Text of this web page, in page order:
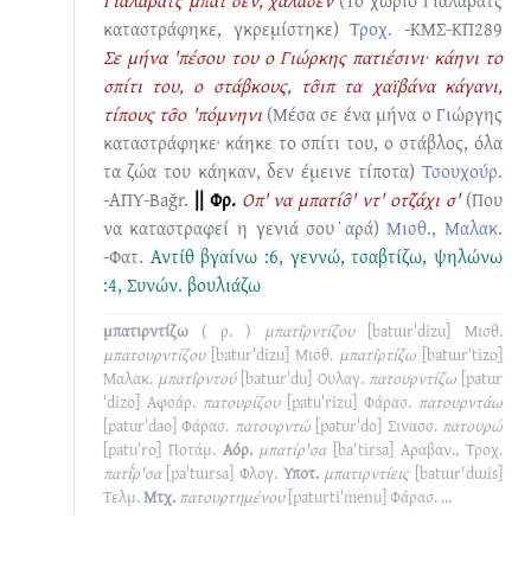
καταστράφηκε, γκρεμίστηκε)Τροχ. -ΚΜΣ-ΚΠ289
Σε μήνα 'πέσου του ο Γιώρκης πατιέσινι· κάηνι το
σπίτι του, ο στάβκους, τσ̑ιπ τα χαϊβάνα κάγανι,
τίπους τσ̑ο 'πόμνηνι (Μέσα σε ένα μήνα ο Γιώργης
καταστράφηκε· κάηκε το σπίτι του, ο στάβλος, όλα
τα ζώα του κάηκαν, δεν έμεινε τίποτα) Τσουχούρ.
-ΑΠΥ-Bağr. || Φρ. Οπ' να μπατίσ̑' ντ' οτζ̑άχι σ' (Που
να καταστραφεί η γενιά σου˙αρά)Μισθ., Μαλακ.
-Φατ. Αντίθ βγαίνω :6, γεννώ,τσαβτίζω, ψηλώνω
:4, Συνών. βουλιάζω
μπατιρντίζω ( ρ. ) μπατι̂ρντίζου [batɯrˈdizu]
Μισθ.
μπατουρντίζου [baturˈdizu] Μισθ. μπατι̂ρτίζω [batɯrˈtizo]
Μαλακ. μπατι̂ρντού [batɯrˈdu] Ουλαγ. πατουρντίζω [patur
ˈdizo] Αφσάρ. πατουρίζου [patuˈrizu] Φάρασ. πατουρντάω
[paturˈdao] Φάρασ. πατουρντώ [paturˈdo] Σινασσ. πατουρώ
[patuˈro] Ποτάμ. Αόρ. μπατίρ'σα [ba'tirsa] Αραβαν., Τροχ.
πατι̂́ρ'σα [paˈtɯrsa] Φλογ. Υποτ. μπατιρντίεις [batɯr'dɯis]
Τελμ.Μτχ. πατουρτημένου [paturtiˈmenu] Φάρασ. ...